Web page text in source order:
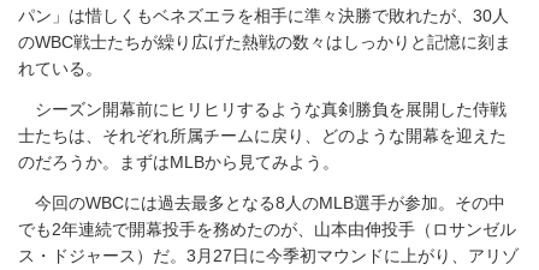
パン」は惜しくもベネズエラを相手に準々決勝で敗れたが、30人
のWBC戦士たちが繰り広げた熱戦の数々はしっかりと記憶に刻ま
れている。
シーズン開幕前にヒリヒリするような真剣勝負を展開した侍戦
士たちは、それぞれ所属チームに戻り、どのような開幕を迎えた
のだろうか。まずはMLBから見てみよう。
今回のWBCには過去最多となる8人のMLB選手が参加。その中
でも2年連続で開幕投手を務めたのが、山本由伸投手（ロサンゼル
ス・ドジャース）だ。3月27日に今季初マウンドに上がり、アリゾ